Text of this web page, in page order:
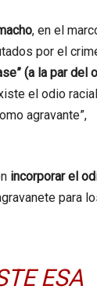
, en el
por el
(a la par del
el odio
agravante”,
incorporar el
para
ESA